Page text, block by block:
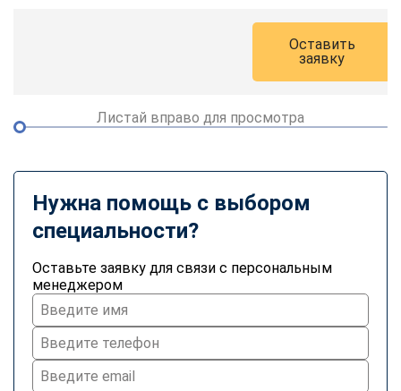
Оставить
заявку
Листай вправо для просмотра
Нужна помощь с выбором
специальности?
Оставьте заявку для связи с персональным
менеджером